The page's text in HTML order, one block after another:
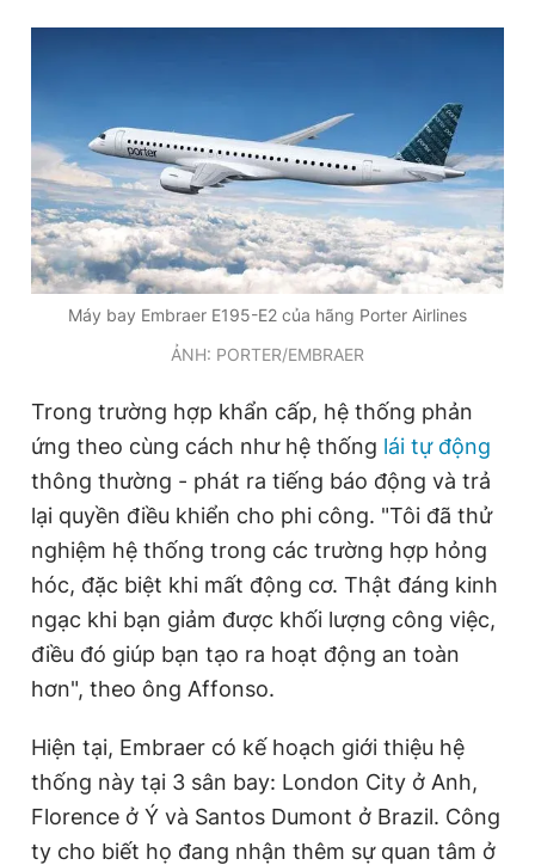
Máy bay Embraer E195-E2 của hãng Porter Airlines
ẢNH: PORTER/EMBRAER
Trong trường hợp khẩn cấp, hệ thống phản
ứng theo cùng cách như hệ thống lái tự động
thông thường - phát ra tiếng báo động và trả
lại quyền điều khiển cho phi công. "Tôi đã thử
nghiệm hệ thống trong các trường hợp hỏng
hóc, đặc biệt khi mất động cơ. Thật đáng kinh
ngạc khi bạn giảm được khối lượng công việc,
điều đó giúp bạn tạo ra hoạt động an toàn
hơn", theo ông Affonso.
Hiện tại, Embraer có kế hoạch giới thiệu hệ
thống này tại 3 sân bay: London City ở Anh,
Florence ở Ý và Santos Dumont ở Brazil. Công
ty cho biết họ đang nhận thêm sự quan tâm ở